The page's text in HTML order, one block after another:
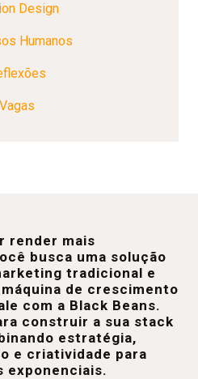
Design
Humanos
Vagas
render mais
busca uma solução
tradicional e
de crescimento
com a Black Beans.
construir a sua stack
estratégia,
e criatividade para
exponenciais.